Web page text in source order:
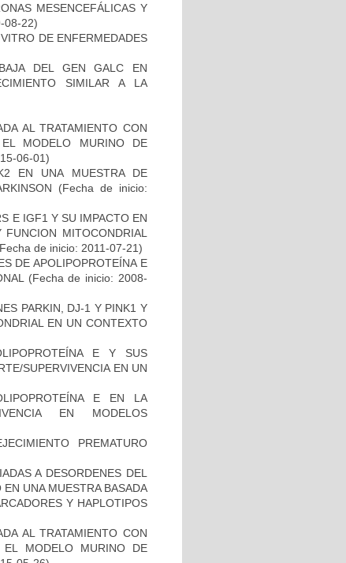
MESENCEFÁLICAS Y
08-22)
DE ENFERMEDADES
DEL GEN GALC EN
SIMILAR A LA
AL TRATAMIENTO CON
MODELO MURINO DE
06-01)
EN UNA MUESTRA DE
(Fecha de inicio:
E IGF1 Y SU IMPACTO EN
MITOCONDRIAL
de inicio: 2011-07-21)
DE APOLIPOPROTEÍNA E
(Fecha de inicio: 2008-
PARKIN, DJ-1 Y PINK1 Y
EN UN CONTEXTO
E Y SUS
SUPERVIVENCIA EN UN
E EN LA
EN MODELOS
PREMATURO
A DESORDENES DEL
UNA MUESTRA BASADA
Y HAPLOTIPOS
AL TRATAMIENTO CON
EL MODELO MURINO DE